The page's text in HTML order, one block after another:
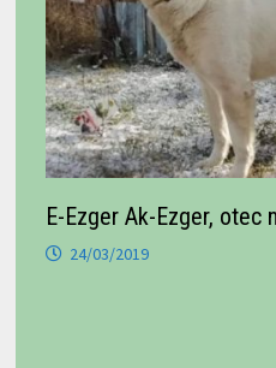
E-Ezger Ak-Ezger, otec
24/03/2019